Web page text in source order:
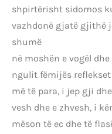
shpirtërisht sidomos
vazhdonë gjatë gjithë
shumë
në moshën e vogël
ngulit fëmijës
më të para, i jep gji
vesh dhe e zhvesh, i
mëson të ec dhe të